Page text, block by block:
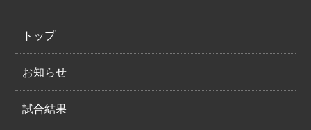
トップ
お知らせ
試合結果